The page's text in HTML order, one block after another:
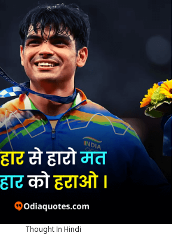
Thought In Hindi